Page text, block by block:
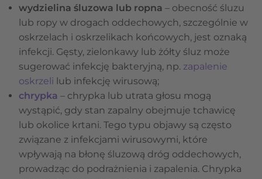
wydzielina śluzowa lub ropna – obecność śluzu
lub ropy w drogach oddechowych, szczególnie w
oskrzelach i oskrzelikach końcowych, jest oznaką
infekcji. Gęsty, zielonkawy lub żółty śluz może
sugerować infekcję bakteryjną, np. zapalenie
oskrzeli lub infekcję wirusową;
chrypka – chrypka lub utrata głosu mogą
wystąpić, gdy stan zapalny obejmuje tchawicę
lub okolice krtani. Tego typu objawy są często
związane z infekcjami wirusowymi, które
wpływają na błonę śluzową dróg oddechowych,
prowadząc do podrażnienia i zapalenia. Chrypka